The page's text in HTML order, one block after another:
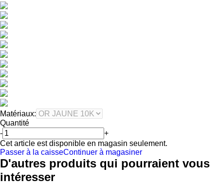
Matériaux:
Quantité
-
+
Cet article est disponible en magasin seulement.
Passer à la caisseContinuer à magasiner
D'autres produits qui pourraient vous
intéresser